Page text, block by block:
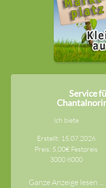
Service
Ich biete
Erstellt: 15.07.2026
Preis: 5,00€ Festpreis
3000 8000
Ganze Anzeige lesen ...